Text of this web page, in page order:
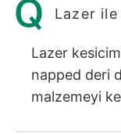
Lazer
Lazer
napped deri
malzemeyi